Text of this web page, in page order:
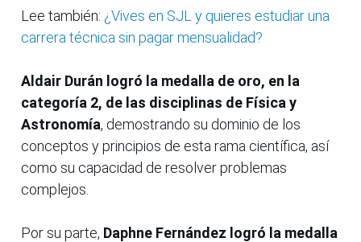
Lee también: ¿Vives en SJL y quieres estudiar una
carrera técnica sin pagar mensualidad?
Aldair Durán logró la medalla de oro, en la
categoría 2, de las disciplinas de Física y
Astronomía, demostrando su dominio de los
conceptos y principios de esta rama científica, así
como su capacidad de resolver problemas
complejos.
Por su parte, Daphne Fernández logró la medalla